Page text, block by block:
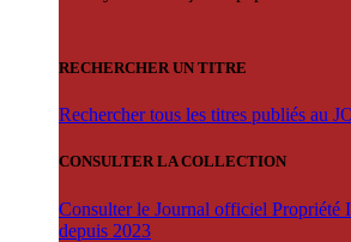
RECHERCHER UN TITRE
Rechercher tous les titres publiés au
CONSULTER LA COLLECTION
Consulter le Journal officiel Propriété
depuis 2023